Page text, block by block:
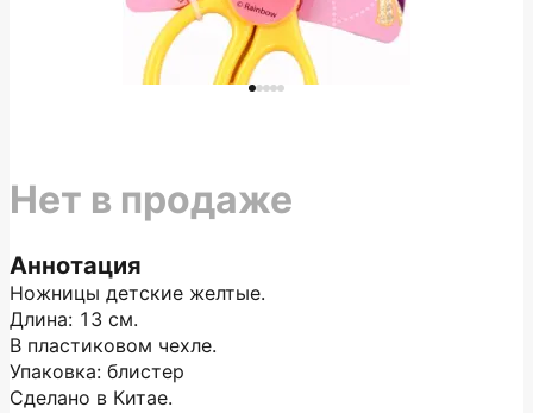
Аннотация
Ножницы детские желтые.
Длина: 13 см.
В пластиковом чехле.
Упаковка: блистер
Сделано в Китае.
Нет в продаже